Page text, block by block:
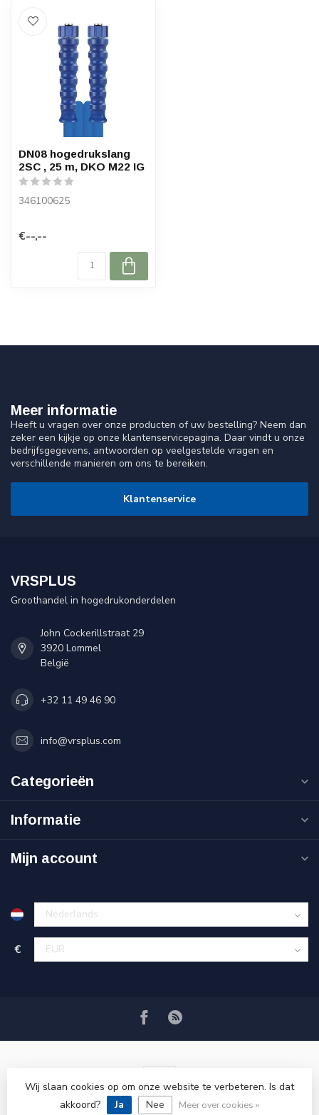
DN08 hogedrukslang
2SC , 25 m, DKO M22 IG
346100625
€--,--
Meer informatie
Heeft u vragen over onze producten of uw bestelling? Neem dan
zeker een kijkje op onze klantenservicepagina. Daar vindt u onze
bedrijfsgegevens, antwoorden op veelgestelde vragen en
verschillende manieren om ons te bereiken.
Klantenservice
VRSPLUS
Groothandel in hogedrukonderdelen
John Cockerillstraat 29
3920 Lommel
België
+32 11 49 46 90
info@vrsplus.com
Categorieën
Informatie
Mijn account
€
© Copyright 2026 VRSPLUS
Wij slaan cookies op om onze website te verbeteren. Is dat
akkoord?
Ja Nee Meer over cookies »